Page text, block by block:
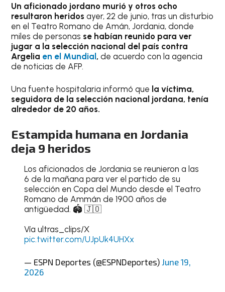
Un aficionado jordano murió y otros ocho
resultaron heridosayer, 22 de junio, tras un disturbio
en el Teatro Romano de Amán, Jordania, donde
miles de personas se habían reunido para ver
jugar a la selección nacional del país contra
Argelia en el Mundial,de acuerdo con la agencia
de noticias de AFP.
Una fuente hospitalaria informó que la víctima,
seguidora de la selección nacional jordana, tenía
alrededor de 20 años.
Estampida humana en Jordania
deja 9 heridos
Los aficionados de Jordania se reunieron a las
6 de la mañana para ver el partido de su
selección en Copa del Mundo desde el Teatro
Romano de Ammán de 1900 años de
antigüedad. 🏟️ 🇯🇴
Vía ultras_clips/X
pic.twitter.com/UJpUk4UHXx
— ESPN Deportes (@ESPNDeportes) June 19,
2026